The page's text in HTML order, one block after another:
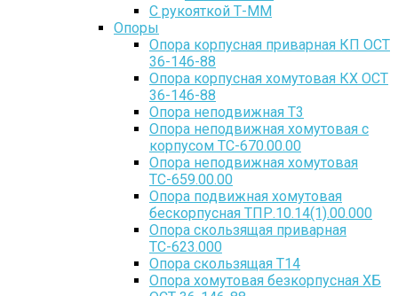
С рукояткой Т-ММ
Опоры
Опора корпусная приварная КП ОСТ
36-146-88
Опора корпусная хомутовая КХ ОСТ
36-146-88
Опора неподвижная Т3
Опора неподвижная хомутовая с
корпусом ТС-670.00.00
Опора неподвижная хомутовая
ТС-659.00.00
Опора подвижная хомутовая
бескорпусная ТПР.10.14(1).00.000
Опора скользящая приварная
ТС-623.000
Опора скользящая Т14
Опора хомутовая безкорпусная ХБ